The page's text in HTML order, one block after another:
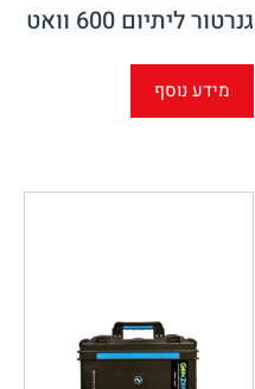
גנרטור ליתיום 600 וואט
מידע נוסף